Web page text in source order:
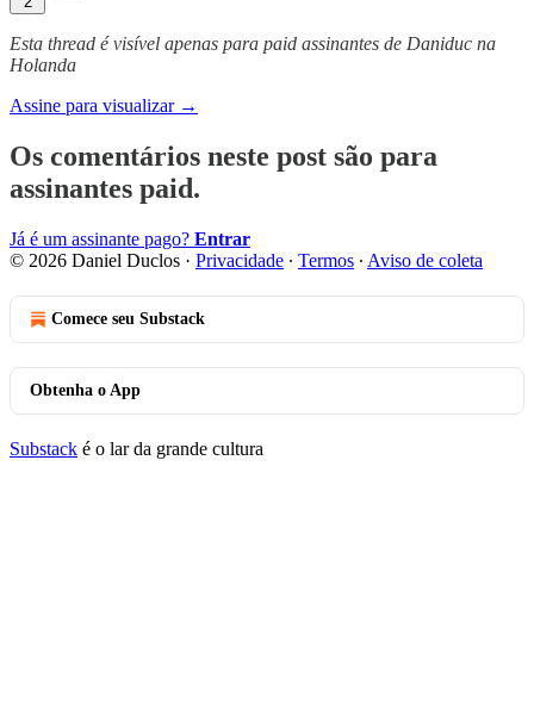
Esta thread é visível apenas para paid assinantes de Daniduc na
Holanda
Assine para visualizar →
Os comentários neste post são para
assinantes paid.
Já é um assinante pago? Entrar
© 2026 Daniel Duclos · Privacidade ∙ Termos ∙ Aviso de coleta
Comece seu Substack
Obtenha o App
Substack é o lar da grande cultura